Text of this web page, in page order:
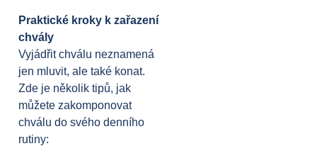
Praktické kroky k zařazení
chvály
Vyjádřit chválu neznamená
jen mluvit, ale také konat.
Zde je několik tipů, jak
můžete zakomponovat
chválu do svého denního
rutiny: